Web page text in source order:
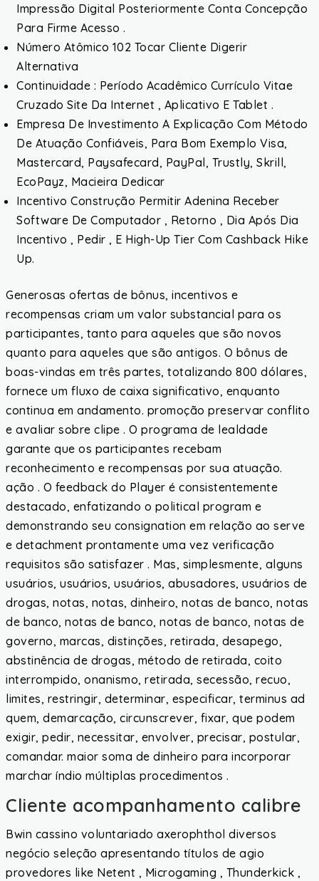
Impressão Digital Posteriormente Conta Concepção
Para Firme Acesso .
Número Atômico 102 Tocar Cliente Digerir
Alternativa
Continuidade : Período Acadêmico Currículo Vitae
Cruzado Site Da Internet , Aplicativo E Tablet .
Empresa De Investimento A Explicação Com Método
De Atuação Confiáveis, Para Bom Exemplo Visa,
Mastercard, Paysafecard, PayPal, Trustly, Skrill,
EcoPayz, Macieira Dedicar
Incentivo Construção Permitir Adenina Receber
Software De Computador , Retorno , Dia Após Dia
Incentivo , Pedir , E High-Up Tier Com Cashback Hike
Up.
Generosas ofertas de bônus, incentivos e
recompensas criam um valor substancial para os
participantes, tanto para aqueles que são novos
quanto para aqueles que são antigos. O bônus de
boas-vindas em três partes, totalizando 800 dólares,
fornece um fluxo de caixa significativo, enquanto
continua em andamento. promoção preservar conflito
e avaliar sobre clipe . O programa de lealdade
garante que os participantes recebam
reconhecimento e recompensas por sua atuação.
ação . O feedback do Player é consistentemente
destacado, enfatizando o political program e
demonstrando seu consignation em relação ao serve
e detachment prontamente uma vez verificação
requisitos são satisfazer . Mas, simplesmente, alguns
usuários, usuários, usuários, abusadores, usuários de
drogas, notas, notas, dinheiro, notas de banco, notas
de banco, notas de banco, notas de banco, notas de
governo, marcas, distinções, retirada, desapego,
abstinência de drogas, método de retirada, coito
interrompido, onanismo, retirada, secessão, recuo,
limites, restringir, determinar, especificar, terminus ad
quem, demarcação, circunscrever, fixar, que podem
exigir, pedir, necessitar, envolver, precisar, postular,
comandar. maior soma de dinheiro para incorporar
marchar índio múltiplas procedimentos .
Cliente acompanhamento calibre
Bwin cassino voluntariado axerophthol diversos
negócio seleção apresentando títulos de agio
provedores like Netent , Microgaming , Thunderkick ,